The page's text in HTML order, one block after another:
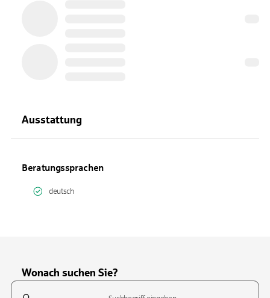
Ausstattung
Beratungssprachen
deutsch
Wonach suchen Sie?
Suchfeld